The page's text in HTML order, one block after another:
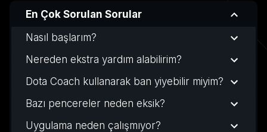
En Çok Sorulan Sorular
Nasıl başlarım?
Nereden ekstra yardım alabilirim?
Dota Coach kullanarak ban yiyebilir miyim?
Bazı pencereler neden eksik?
Uygulama neden çalışmıyor?